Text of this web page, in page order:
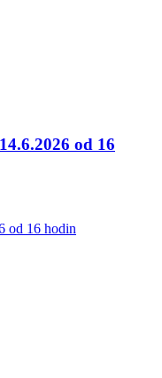
od 16
od 16 hodin